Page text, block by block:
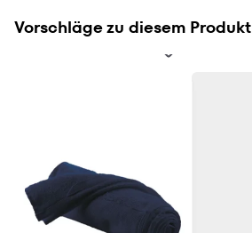
Vorschläge zu diesem Produkt